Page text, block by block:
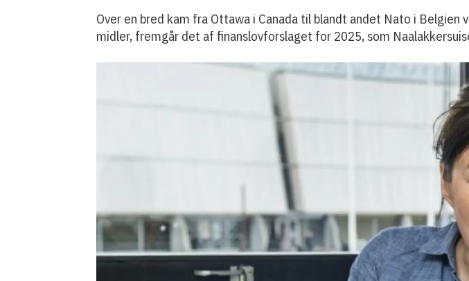
Over en bred kam fra Ottawa i Canada til blandt andet Nato i
midler, fremgår det af finanslovforslaget for 2025, som